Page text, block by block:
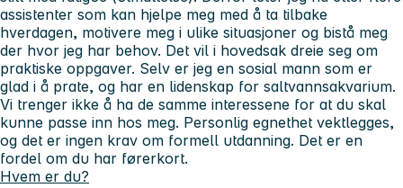
assistenter som kan hjelpe meg med å ta tilbake
hverdagen, motivere meg i ulike situasjoner og bistå meg
der hvor jeg har behov. Det vil i hovedsak dreie seg om
praktiske oppgaver. Selv er jeg en sosial mann som er
glad i å prate, og har en lidenskap for saltvannsakvarium.
Vi trenger ikke å ha de samme interessene for at du skal
kunne passe inn hos meg. Personlig egnethet vektlegges,
og det er ingen krav om formell utdanning. Det er en
fordel om du har førerkort.
Hvem er du?